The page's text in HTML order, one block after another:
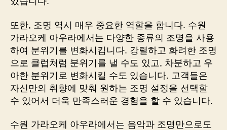
또한, 조명 역시 매우 중요한 역할을 합니다. 수원
가라오케 아우라에서는 다양한 종류의 조명을 사용
하여 분위기를 변화시킵니다. 강렬하고 화려한 조명
으로 클럽처럼 분위기를 낼 수도 있고, 차분하고 우
아한 분위기로 변화시킬 수도 있습니다. 고객들은
자신만의 취향에 맞춰 원하는 조명 설정을 선택할
수 있어서 더욱 만족스러운 경험을 할 수 있습니다.
수원 가라오케 아우라에서는 음악과 조명만으로도